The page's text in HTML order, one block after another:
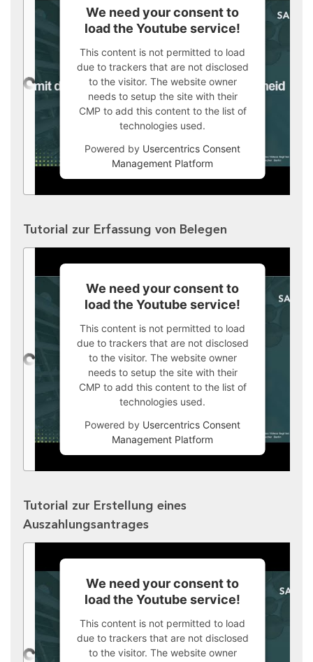
We need your consent to
load the Youtube service!
This content is not permitted to load
due to trackers that are not disclosed
to the visitor. The website owner
needs to setup the site with their
CMP to add this content to the list of
technologies used.
Powered by Usercentrics Consent
Management Platform
Tutorial zur Erfassung von Belegen
We need your consent to
load the Youtube service!
This content is not permitted to load
due to trackers that are not disclosed
to the visitor. The website owner
needs to setup the site with their
CMP to add this content to the list of
technologies used.
Powered by Usercentrics Consent
Management Platform
Tutorial zur Erstellung eines
Auszahlungsantrages
We need your consent to
load the Youtube service!
This content is not permitted to load
due to trackers that are not disclosed
to the visitor. The website owner